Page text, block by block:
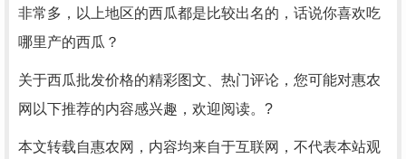
非常多，以上地区的西瓜都是比较出名的，话说你喜欢吃
哪里产的西瓜？
关于西瓜批发价格的精彩图文、热门评论，您可能对惠农
网以下推荐的内容感兴趣，欢迎阅读。?
本文转载自惠农网，内容均来自于互联网，不代表本站观